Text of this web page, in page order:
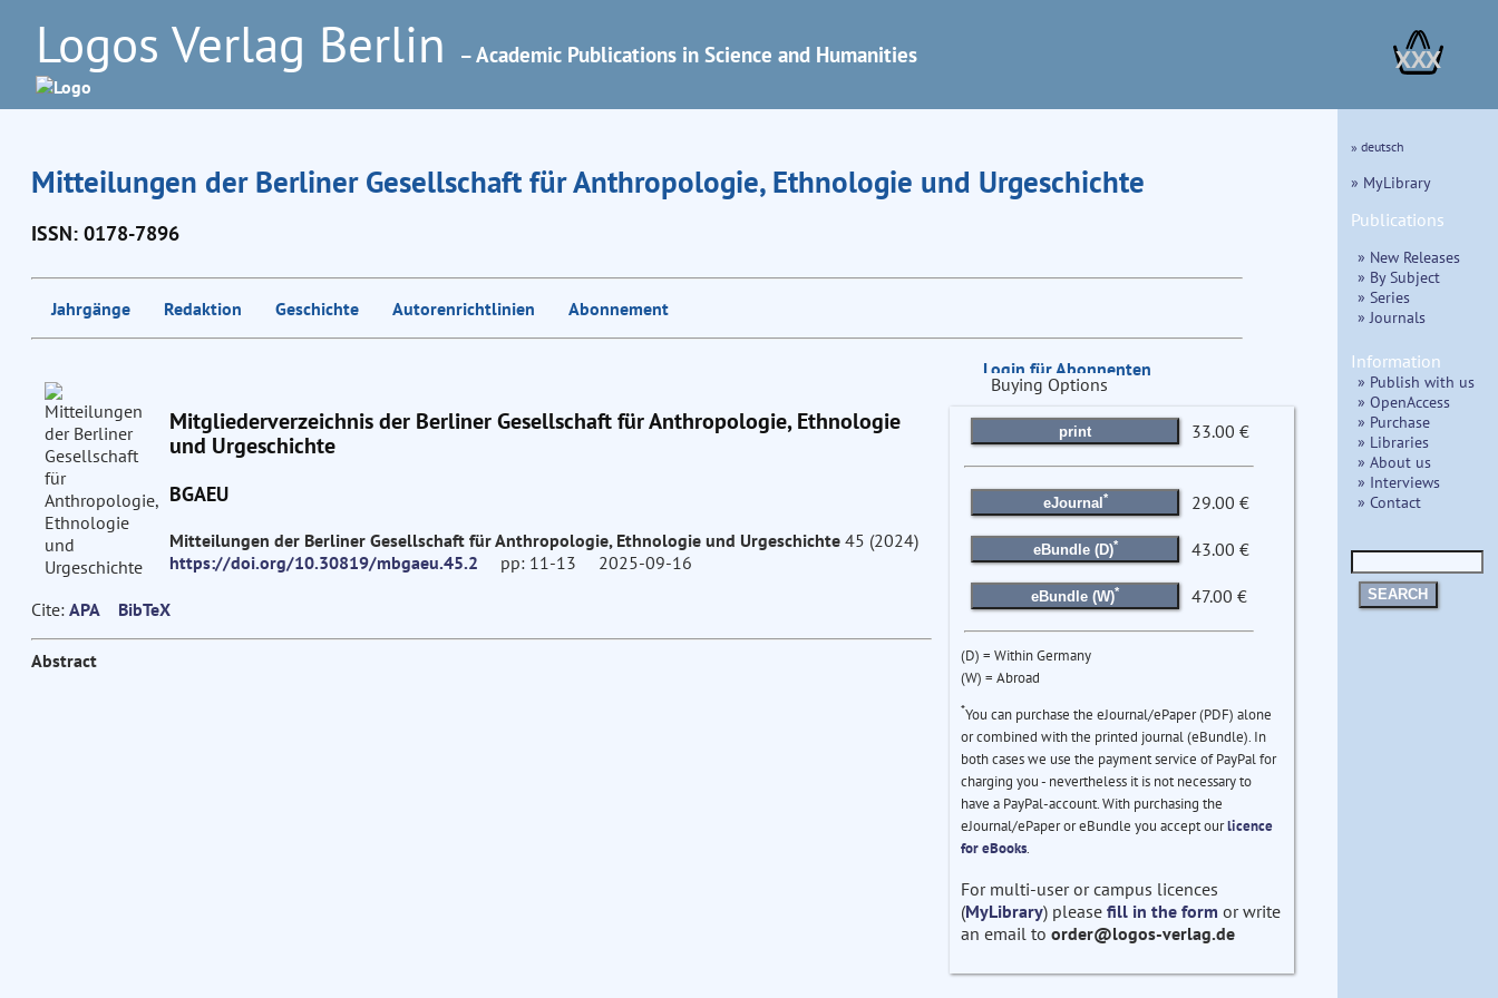
Logos Verlag Berlin – Academic Publications in Science and Humanities XXX
Mitteilungen der Berliner Gesellschaft für Anthropologie, Ethnologie und Urgeschichte
ISSN: 0178-7896
Jahrgänge Redaktion Geschichte Autorenrichtlinien Abonnement
Login für Abonnenten
Mitgliederverzeichnis der Berliner Gesellschaft für Anthropologie, Ethnologie
und Urgeschichte
BGAEU
Mitteilungen der Berliner Gesellschaft für Anthropologie, Ethnologie und Urgeschichte45 (2024)
https://doi.org/10.30819/mbgaeu.45.2 pp: 11-13 2025-09-16
Cite: APA BibTeX
Abstract
Buying Options
print 33.00 €
eJournal* 29.00 €
eBundle (D)* 43.00 €
eBundle (W)* 47.00 €
(D) = Within Germany
(W) = Abroad
*You can purchase the eJournal/ePaper (PDF) alone
or combined with the printed journal (eBundle). In
both cases we use the payment service of PayPal for
charging you - nevertheless it is not necessary to
have a PayPal-account. With purchasing the
eJournal/ePaper or eBundle you accept ourlicence
for eBooks.
For multi-user or campus licences
(MyLibrary) please fill in the form or write
an email to order@logos-verlag.de
» deutsch
» MyLibrary
Publications
» New Releases
» By Subject
» Series
» Journals
Information
» Publish with us
» OpenAccess
» Purchase
» Libraries
» About us
» Interviews
» Contact
SEARCH